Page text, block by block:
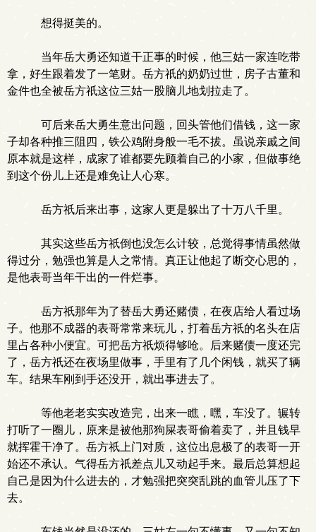
想得挺美的。
当年岳大勇还知道干正事的时候，他三姑一家连吃带
拿，好生跟着发了一笔财。岳方祇的奶奶过世，房子古董和
金件也全被岳方祇这位三姑一股脑儿地划拉走了。
可后来岳大勇生意出问题，回头管他们借钱，这一家
子却各种推三阻四，铁公鸡附身般一毛不拔。虽说亲戚之间
原本就是这样，成家了谁都要先顾着自己的小家，但做事绝
到这个份儿上还是难免让人心寒。
岳方祇后来出事，这家人更是躲出了十万八千里。
其实这些岳方祇倒也没怎么计较，总觉得事情虽然做
得过分，勉强也算是人之常情。真正让他起了断交心思的，
是他表哥当年干出的一件烂事。
岳方祇那年为了替岳大勇还赌债，在夜店给人看过场
子。他那不成器的表哥常常来玩儿，打着岳方祇的名头在店
里占各种小便宜。可把岳方祇烦得够呛。后来赌债一度还完
了，岳方祇还在夜场里做事，手里有了几个闲钱，就买了辆
车。结果车刚到手还没开，就出事进去了。
等他老老实实改造完，出来一瞧，嘿，车没了。辗转
打听了一圈儿，原来是被他那狗屎表哥偷着卖了，并且钱早
就挥霍干净了。岳方祇上门对质，这位出息极了的表哥一开
始还不承认。气得岳方祇差点儿又动起手来。最后总算想起
自己是因为什么进去的，才勉强把突突乱跳的血管儿压了下
去。